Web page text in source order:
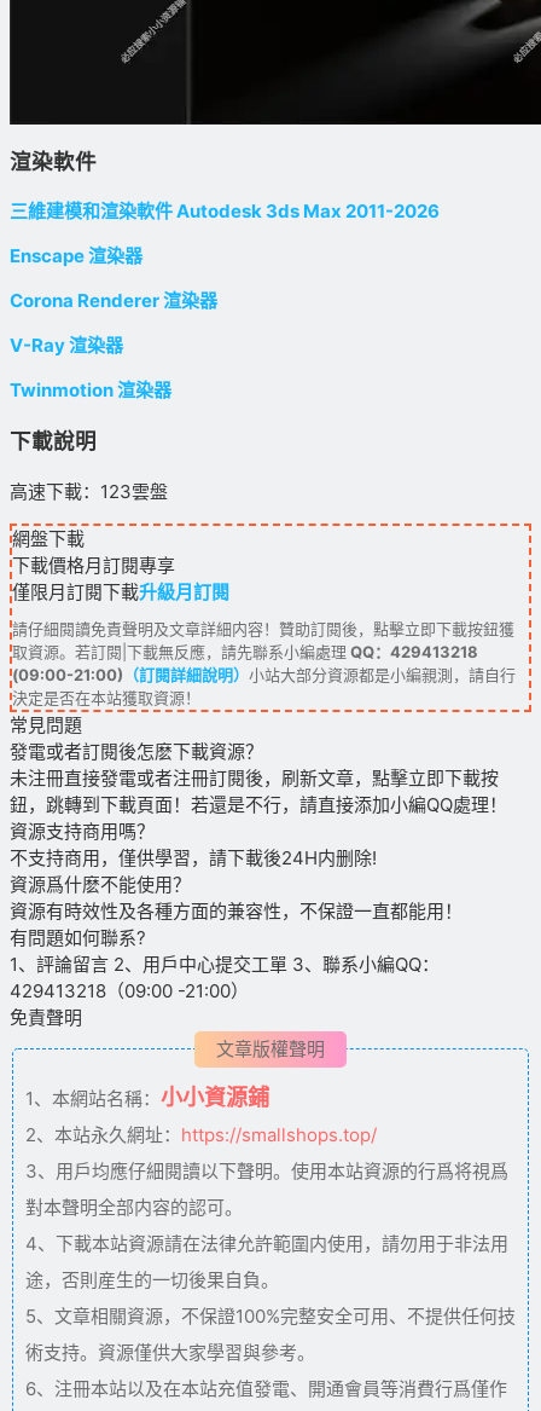
渲染軟件
三維建模和渲染軟件 Autodesk 3ds Max 2011-2026
Enscape 渲染器
Corona Renderer 渲染器
V-Ray 渲染器
Twinmotion 渲染器
下載說明
高速下載：123雲盤
網盤下載
下載價格月訂閱專享
僅限月訂閱下載升級月訂閱
請仔細閱讀免責聲明及文章詳細内容！贊助訂閱後，點擊立即下載按鈕獲
取資源。若訂閱|下載無反應，請先聯系小編處理 QQ：429413218
(09:00-21:00) （訂閱詳細說明） 小站大部分資源都是小編親測，請自行
決定是否在本站獲取資源！
常見問題
發電或者訂閱後怎麽下載資源？
未注冊直接發電或者注冊訂閱後，刷新文章，點擊立即下載按
鈕，跳轉到下載頁面！若還是不行，請直接添加小編QQ處理！
資源支持商用嗎？
不支持商用，僅供學習，請下載後24H内删除!
資源爲什麽不能使用？
資源有時效性及各種方面的兼容性，不保證一直都能用！
有問題如何聯系?
1、評論留言 2、用戶中心提交工單 3、聯系小編QQ：
429413218（09:00 -21:00）
免責聲明
文章版權聲明
1、本網站名稱： 小小資源鋪
2、本站永久網址： https://smallshops.top/
3、用戶均應仔細閱讀以下聲明。使用本站資源的行爲将視爲
對本聲明全部内容的認可。
4、下載本站資源請在法律允許範圍内使用，請勿用于非法用
途，否則産生的一切後果自負。
5、文章相關資源，不保證100%完整安全可用、不提供任何技
術支持。資源僅供大家學習與參考。
6、注冊本站以及在本站充值發電、開通會員等消費行爲僅作